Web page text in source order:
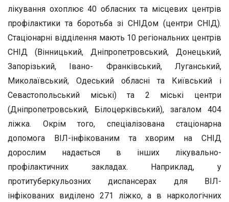
лікування охоплює 40 обласних та місцевих центрів
профілактики та боротьба зі СНІДом (центри СНІД).
Стаціонарні відділення мають 10 регіональних центрів
СНІД (Вінницький, Дніпропетровський, Донецький,
Запорізький, Івано- Франківський, Луганський,
Миколаївський, Одеський обласні та Київський і
Севастопольський міські) та 2 міські центри
(Дніпропетровський, Білоцерківський), загалом 404
ліжка. Окрім того, спеціалізована стаціонарна
допомога ВІЛ-інфікованим та хворим на СНІД
дорослим надається в інших лікувально-
профілактичних закладах. Наприклад, у
протитуберкульозних диспансерах для ВІЛ-
інфікованих виділено 271 ліжко, а в наркологічних